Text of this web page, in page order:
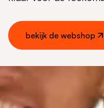
bekijk de webshop
bekijk de webshop